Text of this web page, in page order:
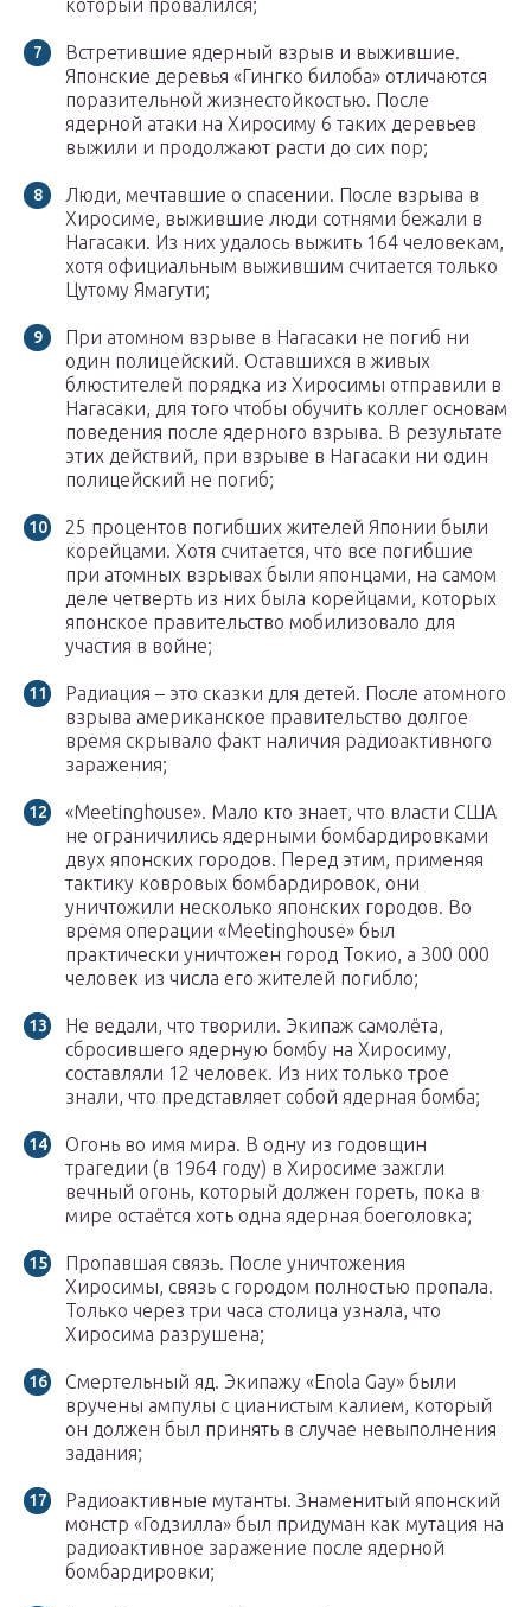
который провалился;
Встретившие ядерный взрыв и выжившие.
Японские деревья «Гингко билоба» отличаются
поразительной жизнестойкостью. После
ядерной атаки на Хиросиму 6 таких деревьев
выжили и продолжают расти до сих пор;
Люди, мечтавшие о спасении. После взрыва в
Хиросиме, выжившие люди сотнями бежали в
Нагасаки. Из них удалось выжить 164 человекам,
хотя официальным выжившим считается только
Цутому Ямагути;
При атомном взрыве в Нагасаки не погиб ни
один полицейский. Оставшихся в живых
блюстителей порядка из Хиросимы отправили в
Нагасаки, для того чтобы обучить коллег основам
поведения после ядерного взрыва. В результате
этих действий, при взрыве в Нагасаки ни один
полицейский не погиб;
25 процентов погибших жителей Японии были
корейцами. Хотя считается, что все погибшие
при атомных взрывах были японцами, на самом
деле четверть из них была корейцами, которых
японское правительство мобилизовало для
участия в войне;
Радиация – это сказки для детей. После атомного
взрыва американское правительство долгое
время скрывало факт наличия радиоактивного
заражения;
«Meetinghouse». Мало кто знает, что власти США
не ограничились ядерными бомбардировками
двух японских городов. Перед этим, применяя
тактику ковровых бомбардировок, они
уничтожили несколько японских городов. Во
время операции «Meetinghouse» был
практически уничтожен город Токио, а 300 000
человек из числа его жителей погибло;
Не ведали, что творили. Экипаж самолёта,
сбросившего ядерную бомбу на Хиросиму,
составляли 12 человек. Из них только трое
знали, что представляет собой ядерная бомба;
Огонь во имя мира. В одну из годовщин
трагедии (в 1964 году) в Хиросиме зажгли
вечный огонь, который должен гореть, пока в
мире остаётся хоть одна ядерная боеголовка;
Пропавшая связь. После уничтожения
Хиросимы, связь с городом полностью пропала.
Только через три часа столица узнала, что
Хиросима разрушена;
Смертельный яд. Экипажу «Enola Gay» были
вручены ампулы с цианистым калием, который
он должен был принять в случае невыполнения
задания;
Радиоактивные мутанты. Знаменитый японский
монстр «Годзилла» был придуман как мутация на
радиоактивное заражение после ядерной
бомбардировки;